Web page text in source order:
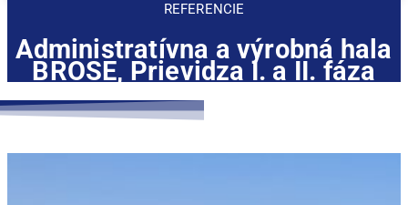
REFERENCIE
Administratívna a výrobná hala
BROSE, Prievidza I. a II. fáza